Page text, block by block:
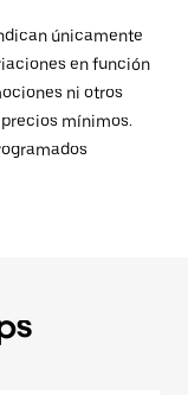
únicamente
en función
ni otros
mínimos.